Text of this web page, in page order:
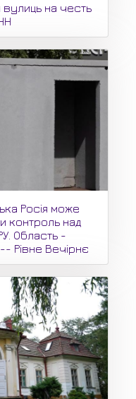
вулиць на честь
Росія може
контроль над
Область -
Рівне Вечірнє